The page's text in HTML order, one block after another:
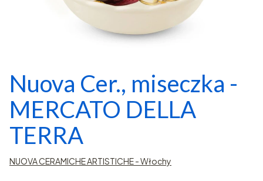
Nuova Cer., miseczka -
MERCATO DELLA
TERRA
NUOVA CERAMICHE ARTISTICHE - Włochy